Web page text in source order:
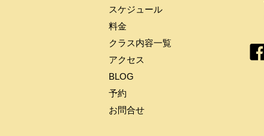
スケジュール
料金
クラス内容一覧
アクセス
BLOG
予約
お問合せ